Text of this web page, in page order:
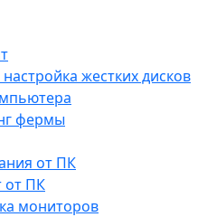
жестких дисков
фермы
от ПК
от ПК
мониторов